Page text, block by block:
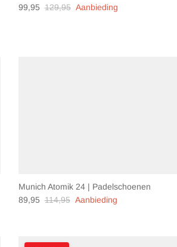
99,95 129,95 Aanbieding
Munich Atomik 24 | Padelschoenen
89,95 114,95 Aanbieding